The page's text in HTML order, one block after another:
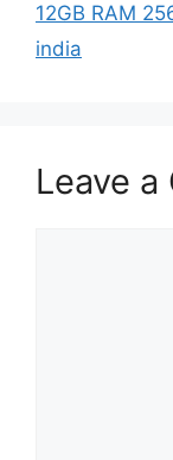
12GB RAM
india
Leave